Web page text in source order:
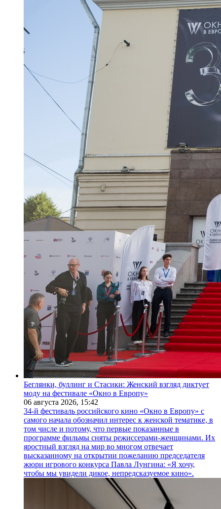
Беглянки, буллинг и Стасики: Женский взгляд диктует
моду на фестивале «Окно в Европу»
06 августа 2026, 15:42
34-й фестиваль российского кино «Окно в Европу» с
самого начала обозначил интерес к женской тематике, в
том числе и потому, что первые показанные в
программе фильмы сняты режиссерами-женщинами. Их
яростный взгляд на мир во многом отвечает
высказанному на открытии пожеланию председателя
жюри игрового конкурса Павла Лунгина: «Я хочу,
чтобы мы увидели дикое, непредсказуемое кино».